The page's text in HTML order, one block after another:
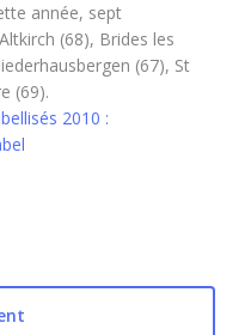
année, sept
(68), Brides les
(67), St
(69).
2010 :